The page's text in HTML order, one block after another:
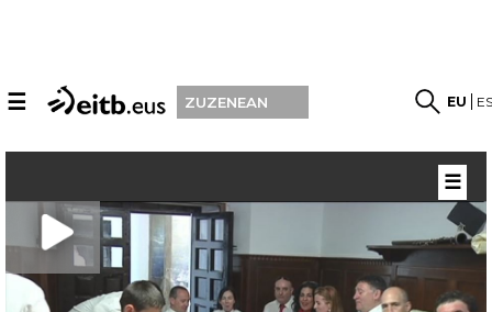
☰ ZUZENEAN EU
☰